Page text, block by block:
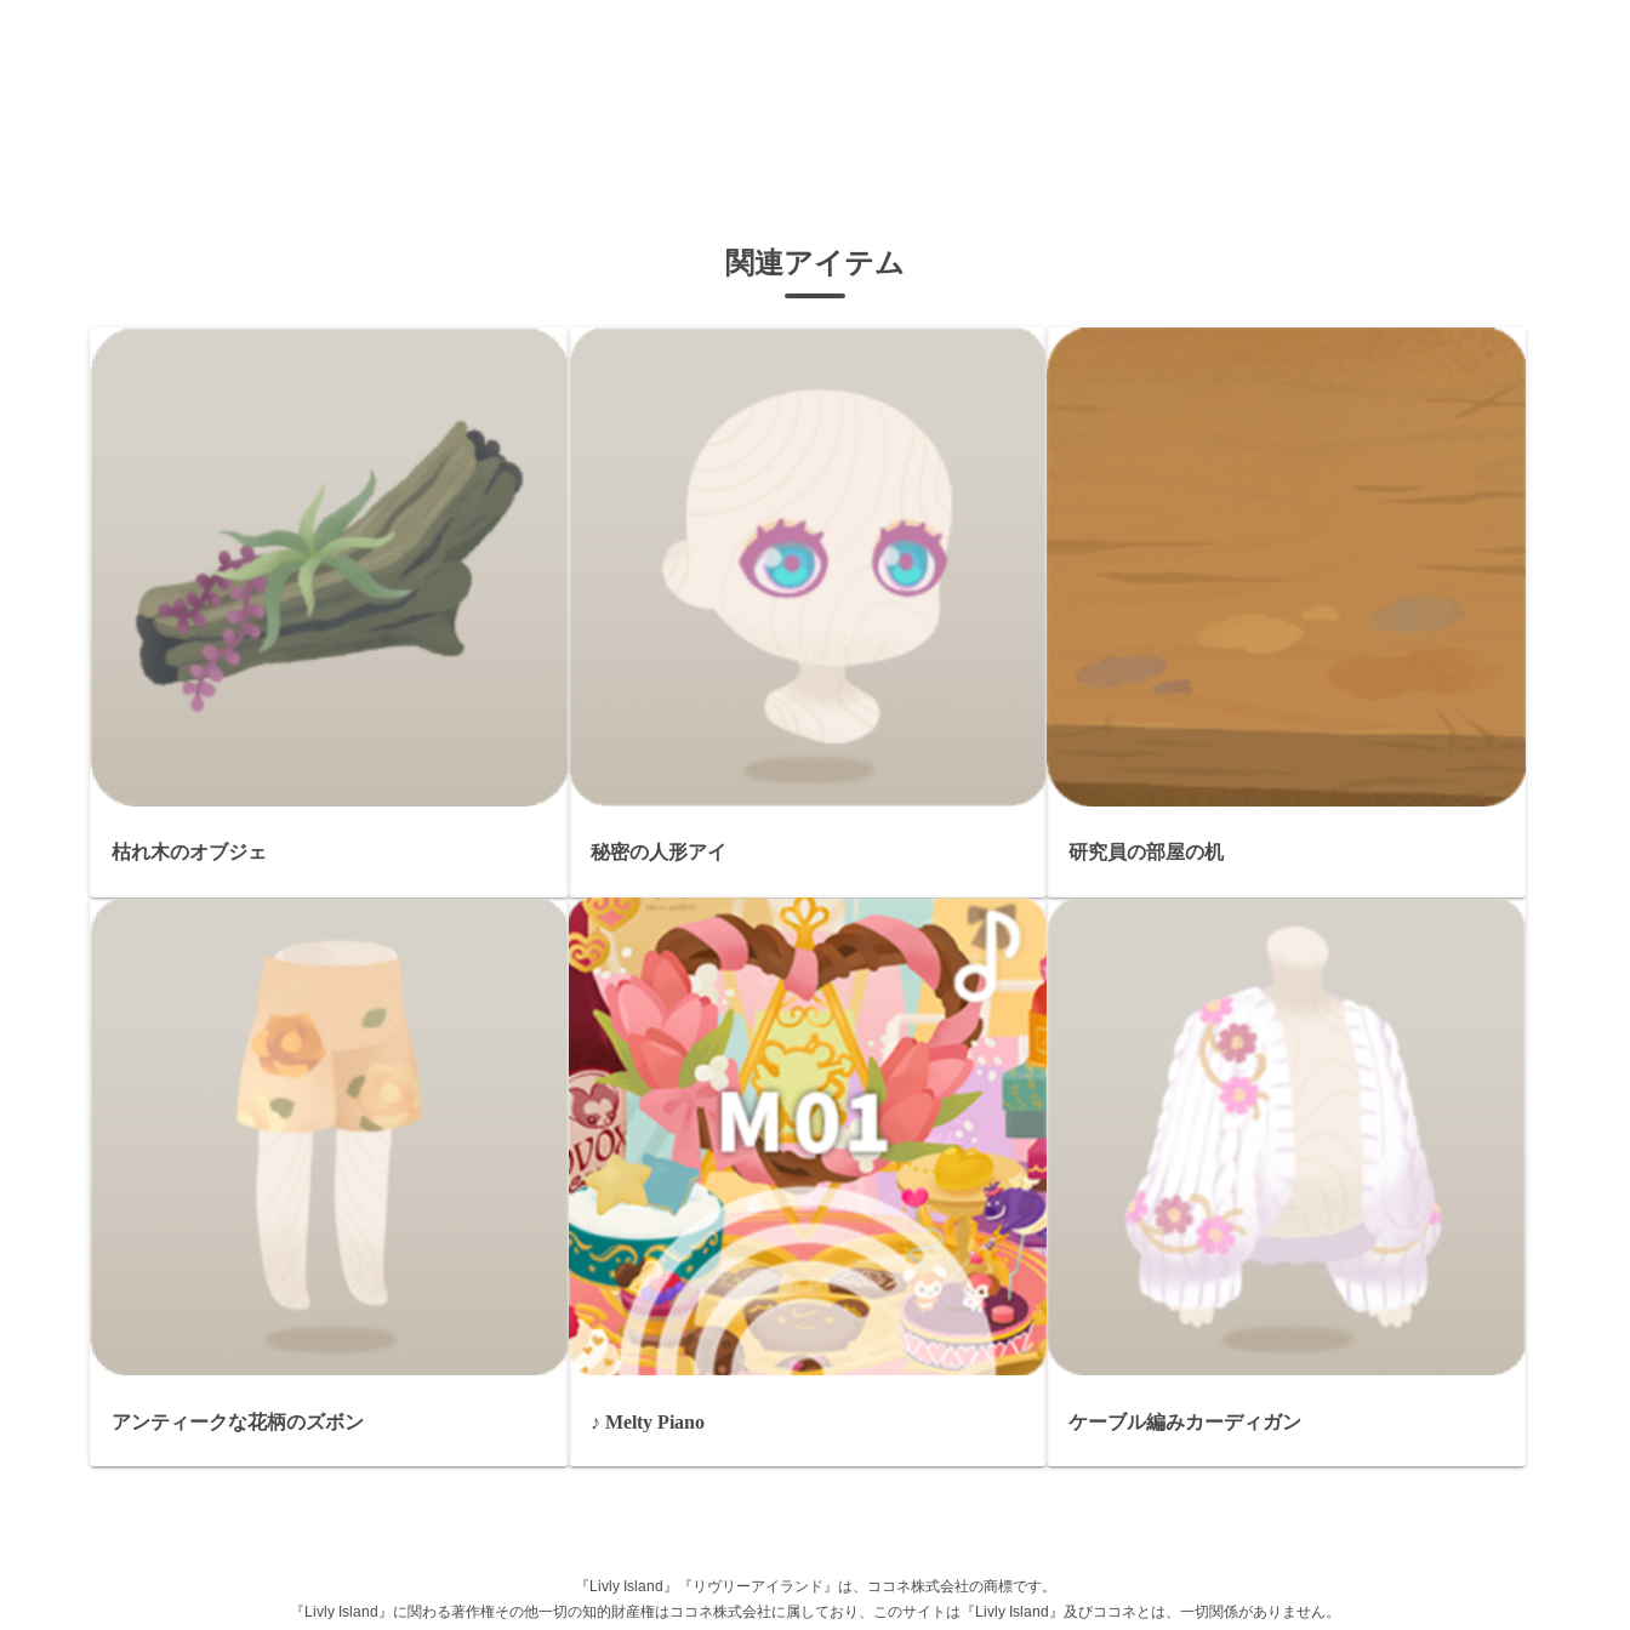
関連アイテム
枯れ木のオブジェ 秘密の人形アイ 研究員の部屋の机
アンティークな花柄のズボン ♪ Melty Piano ケーブル編みカーディガン
『Livly Island』『リヴリーアイランド』は、ココネ株式会社の商標です。
『Livly Island』に関わる著作権その他一切の知的財産権はココネ株式会社に属しており、このサイトは『Livly Island』及びココネとは、一切関係がありません。